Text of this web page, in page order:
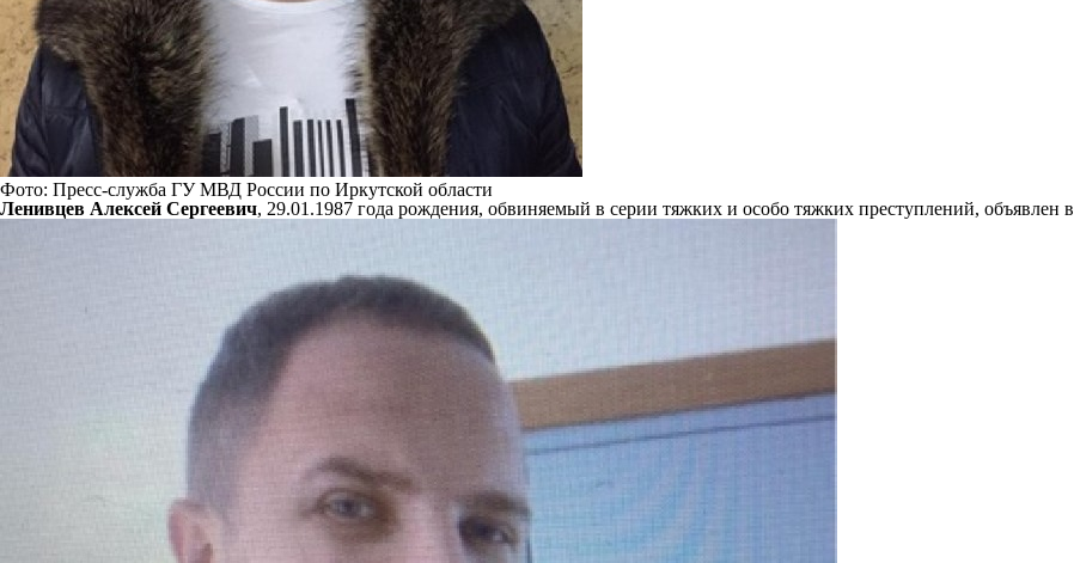
Фото: Пресс-служба ГУ МВД России по Иркутской области
Ленивцев Алексей Сергеевич, 29.01.1987 года рождения, обвиняемый в серии тяжких и особо тяжких преступлений, объявлен в